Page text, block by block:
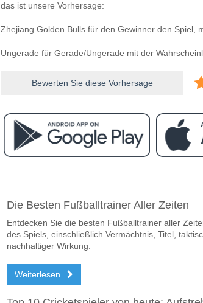
das ist unsere Vorhersage:
Zhejiang Golden Bulls für den Gewinner den Spiel,
Ungerade für Gerade/Ungerade mit der
Bewerten Sie diese Vorhersage
Das Spiel zwischen Liaoning Flying Leopards v
Wer ist das Lieblingsteam, zwischen
Zhejiang Golden Bulls für den Gewinner den Spiel,
Die Besten Fußballtrainer Aller Zeiten
Entdecken Sie die besten Fußballtrainer aller
des Spiels, einschließlich Vermächtnis, Titel,
nachhaltiger Wirkung.
Weiterlesen